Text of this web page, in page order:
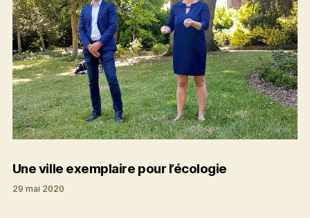
Une ville exemplaire pour l’écologie
29 mai 2020